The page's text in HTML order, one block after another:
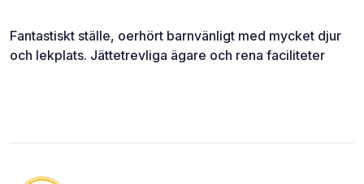
Fantastiskt ställe, oerhört barnvänligt med mycket djur
och lekplats. Jättetrevliga ägare och rena faciliteter